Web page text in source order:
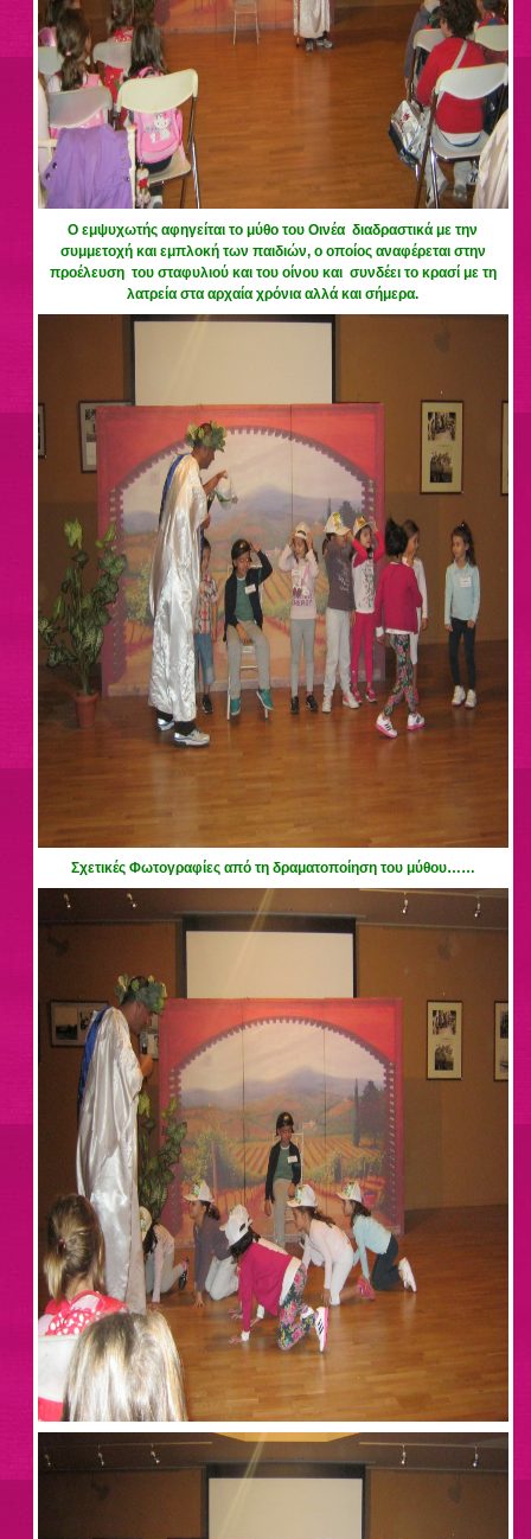
Ο εμψυχωτής αφηγείται το μύθο του Οινέα διαδραστικά με την
συμμετοχή και εμπλοκή των παιδιών, ο οποίος αναφέρεται στην
προέλευση του σταφυλιού και του οίνου και συνδέει το κρασί με τη
λατρεία στα αρχαία χρόνια αλλά και σήμερα.
Σχετικές Φωτογραφίες από τη δραματοποίηση του μύθου……